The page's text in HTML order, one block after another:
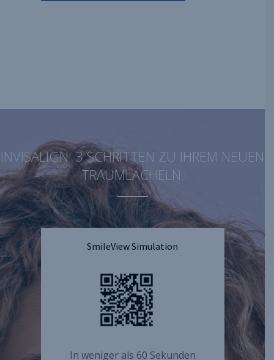
INVISALIGN: 3 SCHRITTEN ZU IHREM NEUEN
TRAUMLÄCHELN.
SmileView Simulation
In weniger als 60 Sekunden